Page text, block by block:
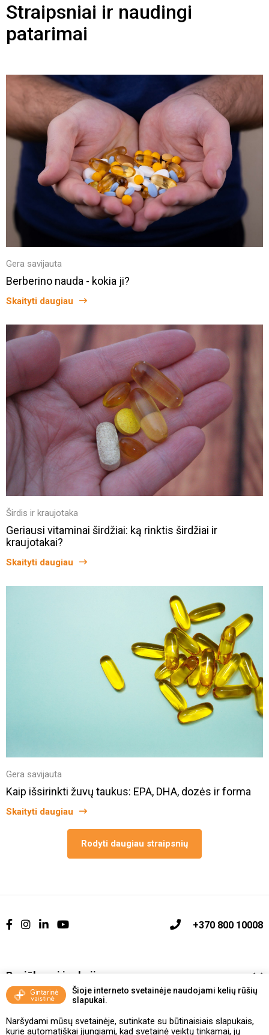
Šioje interneto svetainėje naudojami kelių rūšių
slapukai.
Naršydami mūsų svetainėje, sutinkate su būtinaisiais slapukais,
kurie automatiškai įjungiami, kad svetainė veiktų tinkamai, jų
Straipsniai ir naudingi
patarimai
Gera savijauta
Berberino nauda - kokia ji?
Skaityti daugiau
Širdis ir kraujotaka
Geriausi vitaminai širdžiai: ką rinktis širdžiai ir
kraujotakai?
Skaityti daugiau
Gera savijauta
Kaip išsirinkti žuvų taukus: EPA, DHA, dozės ir forma
Skaityti daugiau
Rodyti daugiau straipsnių
+370 800 10008
Pasiūlymai ir akcijos
Vakcinavimo tvarka ir taisyklės
Kontaktai ir Karjera